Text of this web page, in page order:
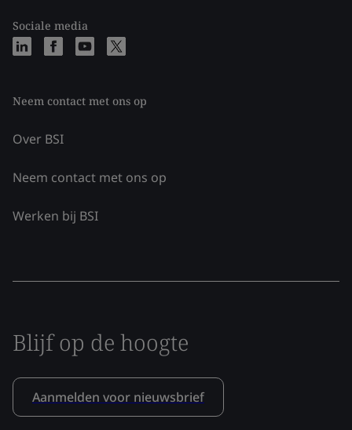
Sociale media
Neem contact met ons op
Over BSI
Neem contact met ons op
Werken bij BSI
Blijf op de hoogte
Aanmelden voor nieuwsbrief